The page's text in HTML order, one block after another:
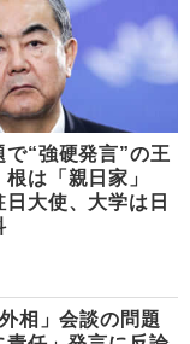
で“強硬発言”の王
根は「親日家」
日大使、大学は日
相」会談の問題